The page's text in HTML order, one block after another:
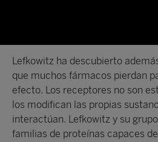
Lefkowitz ha descubierto
que muchos fármacos pierdan
efecto. Los receptores no son
los modifican las propias
interactúan. Lefkowitz y su
familias de proteínas capaces